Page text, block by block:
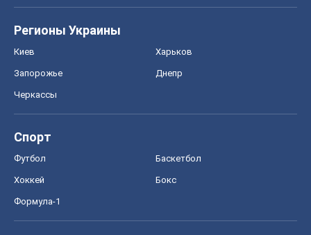
Регионы Украины
Киев Харьков
Запорожье Днепр
Черкассы
Спорт
Футбол Баскетбол
Хоккей Бокс
Формула-1